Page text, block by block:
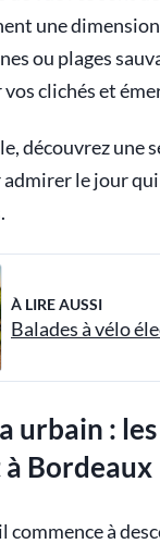
une
ou plages
clichés et
découvrez une
le jour
À LIRE AUSSI
Balades à vélo
urbain :
Bordeaux
commence à